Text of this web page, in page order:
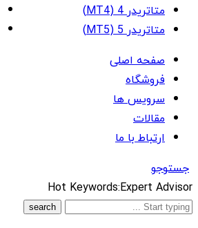
متاتریدر 4 (MT4)
متاتریدر 5 (MT5)
صفحه اصلی
فروشگاه
سرویس ها
مقالات
ارتباط با ما
جستوجو
What
are
Hot Keywords:Expert Advisor